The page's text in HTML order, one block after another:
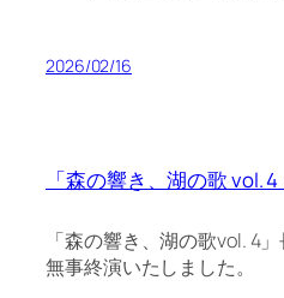
2026/02/16
「森の響き、湖の歌 vol.
「森の響き、湖の歌vol. 4
無事終演いたしました。